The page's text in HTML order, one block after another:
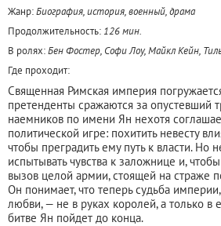
Жанр:Биография, история, военный, драма
Продолжительность: 126 мин.
В ролях:Бен Фостер, Софи Лоу, Майкл Кейн,
Где проходит:
Священная Римская империя
претенденты сражаются за опустевший
наемников по имени Ян нехотя
политической игре: похитить невесту
чтобы преградить ему путь к власти. Но
испытывать чувства к заложнице и,
вызов целой армии, стоящей на страже
Он понимает, что теперь судьба
любви, — не в руках королей, а только в
битве Ян пойдет до конца.